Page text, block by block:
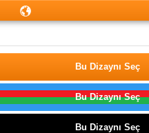
Bu Dizaynı Seç
Bu Dizaynı Seç
Bu Dizaynı Seç